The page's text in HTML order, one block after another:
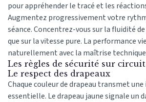
pour appréhender le tracé et les
Augmentez progressivement votre
séance. Concentrez-vous sur la fluidité
que sur la vitesse pure. La performance
naturellement avec la maîtrise
Les règles de sécurité sur circuit
Le respect des drapeaux
Chaque couleur de drapeau transmet
essentielle. Le drapeau jaune signale un